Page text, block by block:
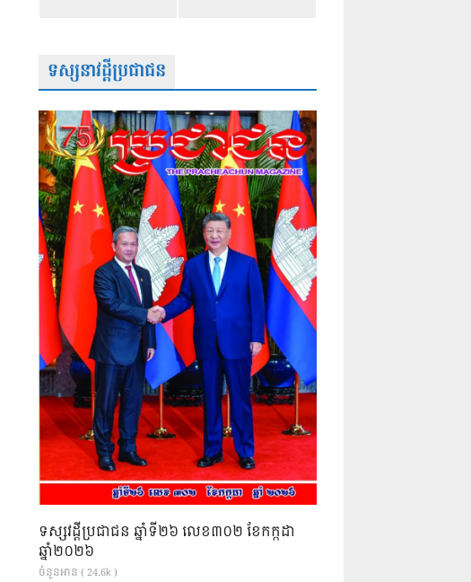
ទស្សនាវដ្តីប្រជាជន
ទស្សវដ្តីប្រជាជន ឆ្នាំទី២៦ លេខ៣០២ ខែកក្កដា
ឆ្នាំ២០២៦
ចំនួនអាន ( 24.6k )